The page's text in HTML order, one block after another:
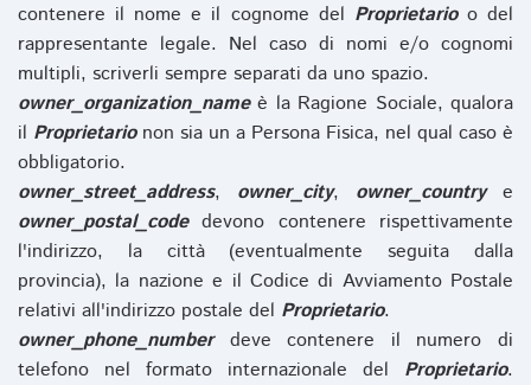
contenere il nome e il cognome del Proprietarioo del
rappresentante legale. Nel caso di nomi e/o cognomi
multipli, scriverli sempre separati da uno spazio.
owner_organization_nameè la Ragione Sociale, qualora
il Proprietarionon sia un a Persona Fisica, nel qual caso è
obbligatorio.
owner_street_address, owner_city, owner_countrye
owner_postal_codedevono contenere rispettivamente
l'indirizzo, la città (eventualmente seguita dalla
provincia), la nazione e il Codice di Avviamento Postale
relativi all'indirizzo postale del Proprietario.
owner_phone_numberdeve contenere il numero di
telefono nel formato internazionale del Proprietario.